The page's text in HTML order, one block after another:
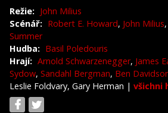
Režie: John Milius
Scénář: Robert E. Howard, John Milius,
Summer
Hudba: Basil Poledouris
Hrají: Arnold Schwarzenegger, James
Sydow, Sandahl Bergman, Ben
Leslie Foldvary, Gary Herman | všichni